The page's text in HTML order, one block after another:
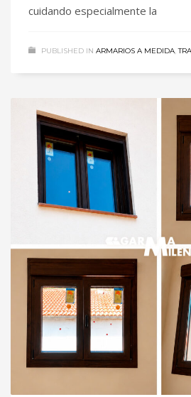
cuidando especialmente la
PUBLISHED IN ARMARIOS A MEDIDA,